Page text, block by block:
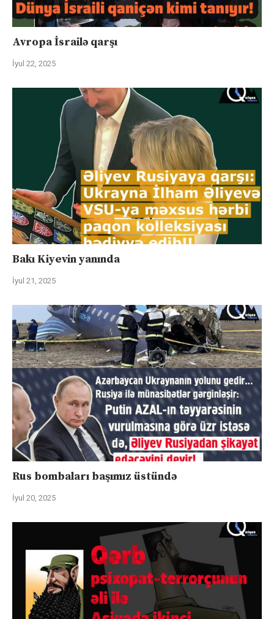
Avropa İsrailə qarşı
İyul 22, 2025
Bakı Kiyevin yanında
İyul 21, 2025
Rus bombaları başımız üstündə
İyul 20, 2025